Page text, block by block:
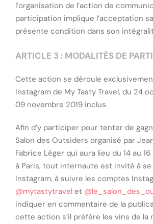
l’organisation de l’action de
participation implique l’acceptation
présente condition dans son
ARTICLE 3 : MODALITÉS DE
Cette action se déroule
Instagram de My Tasty Travel, du 24
09 novembre 2019 inclus.
Afin d’y participer pour tenter de
Salon des Outsiders organisé par
Fabrice Léger qui aura lieu du 14 au
à Paris, tout internaute est invité à
Instagram, à suivre les comptes
@mytastytravel et
indiquer en commentaire de la
cette action s’il préfère les vins de la